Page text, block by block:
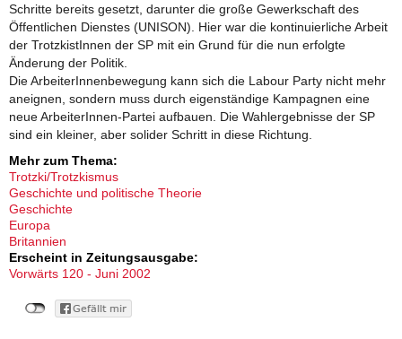
Schritte bereits gesetzt, darunter die große Gewerkschaft des
Öffentlichen Dienstes (UNISON). Hier war die kontinuierliche Arbeit
der TrotzkistInnen der SP mit ein Grund für die nun erfolgte
Änderung der Politik.
Die ArbeiterInnenbewegung kann sich die Labour Party nicht mehr
aneignen, sondern muss durch eigenständige Kampagnen eine
neue ArbeiterInnen-Partei aufbauen. Die Wahlergebnisse der SP
sind ein kleiner, aber solider Schritt in diese Richtung.
Mehr zum Thema:
Trotzki/Trotzkismus
Geschichte und politische Theorie
Geschichte
Europa
Britannien
Erscheint in Zeitungsausgabe:
Vorwärts 120 - Juni 2002